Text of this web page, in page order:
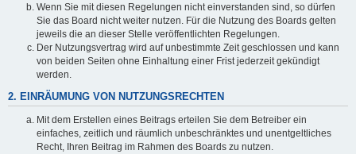
Wenn Sie mit diesen Regelungen nicht einverstanden sind, so dürfen
Sie das Board nicht weiter nutzen. Für die Nutzung des Boards gelten
jeweils die an dieser Stelle veröffentlichten Regelungen.
Der Nutzungsvertrag wird auf unbestimmte Zeit geschlossen und kann
von beiden Seiten ohne Einhaltung einer Frist jederzeit gekündigt
werden.
2. EINRÄUMUNG VON NUTZUNGSRECHTEN
Mit dem Erstellen eines Beitrags erteilen Sie dem Betreiber ein
einfaches, zeitlich und räumlich unbeschränktes und unentgeltliches
Recht, Ihren Beitrag im Rahmen des Boards zu nutzen.